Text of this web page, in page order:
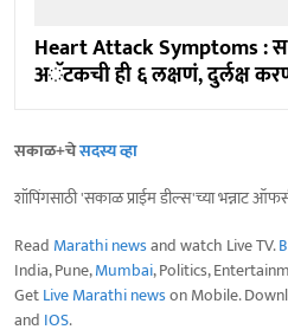
Heart Attack Symptoms :
अॅटकची ही ६ लक्षणं, दुर्लक्ष
सकाळ+चेसदस्य व्हा
शॉपिंगसाठी 'सकाळ प्राईम डील्स'च्या भन्नाट
Read Marathi newsand watch Live TV.
India, Pune,Mumbai, Politics,
GetLive Marathi newson Mobile.
and IOS.